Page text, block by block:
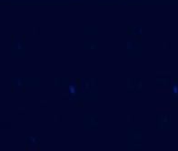
kur…